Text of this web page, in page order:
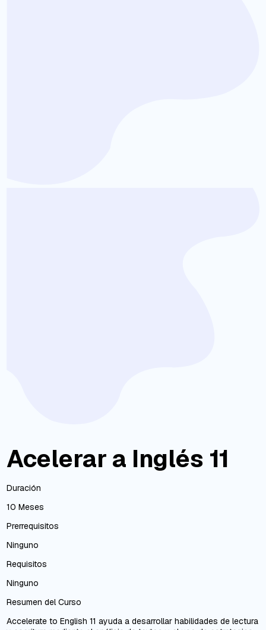
Acelerar a Inglés 11
Duración
10 Meses
Prerrequisitos
Ninguno
Requisitos
Ninguno
Resumen del Curso
Accelerate to English 11 ayuda a desarrollar habilidades de lectura